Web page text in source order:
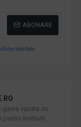
ABONARE
gama variata de
pentru Institutii